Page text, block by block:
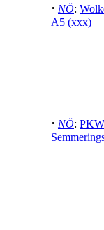
· NÖ:
A5 (xxx)
· NÖ: